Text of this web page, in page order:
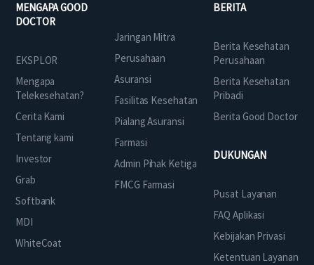
MENGAPA GOOD
DOCTOR
EKSPLOR
Mengapa
Telekesehatan?
Cerita Kami
Tentang kami
Investor
Grab
Softbank
MDI
WhiteCoat
Jaringan Mitra
Perusahaan
Asuransi
Fasilitas Kesehatan
Pialang Asuransi
Farmasi
Admin Pihak Ketiga
FMCG Farmasi
BERITA
Berita Kesehatan
Perusahaan
Berita Kesehatan
Pribadi
Berita Good Doctor
DUKUNGAN
Pusat Layanan
FAQ Aplikasi
Kebijakan Privasi
Ketentuan Layanan